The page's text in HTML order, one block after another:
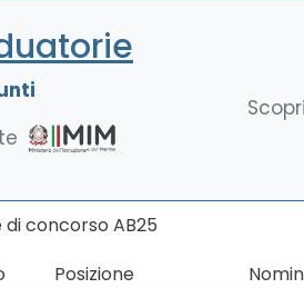
concorso AB25
Posizione